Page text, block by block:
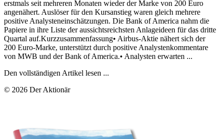
erstmals seit mehreren Monaten wieder der Marke von 200 Euro
angenähert. Auslöser für den Kursanstieg waren gleich mehrere
positive Analysteneinschätzungen. Die Bank of America nahm die
Papiere in ihre Liste der aussichtsreichsten Anlageideen für das dritte
Quartal auf.Kurzzusammenfassung• Airbus-Aktie nähert sich der
200 Euro-Marke, unterstützt durch positive Analystenkommentare
von MWB und der Bank of America.• Analysten erwarten ...
Den vollständigen Artikel lesen ...
© 2026 Der Aktionär